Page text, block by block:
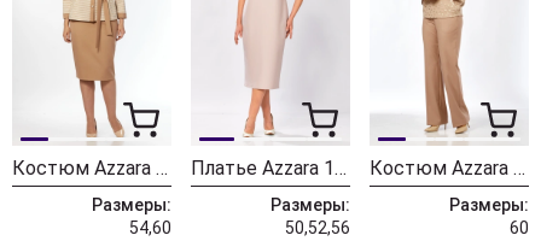
Костюм Azzara 10064
Размеры:
54,60
Платье Azzara 10037
Размеры:
50,52,56
Костюм Azzara 10035
Размеры:
60